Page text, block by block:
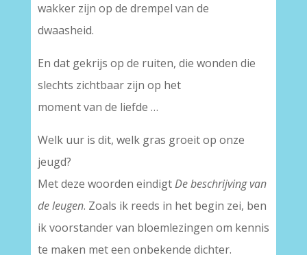
wakker zijn op de drempel van de
dwaasheid.
En dat gekrijs op de ruiten, die wonden die
slechts zichtbaar zijn op het
moment van de liefde …
Welk uur is dit, welk gras groeit op onze
jeugd?
Met deze woorden eindigtDe beschrijving van
de leugen. Zoals ik reeds in het begin zei, ben
ik voorstander van bloemlezingen om kennis
te maken met een onbekende dichter.